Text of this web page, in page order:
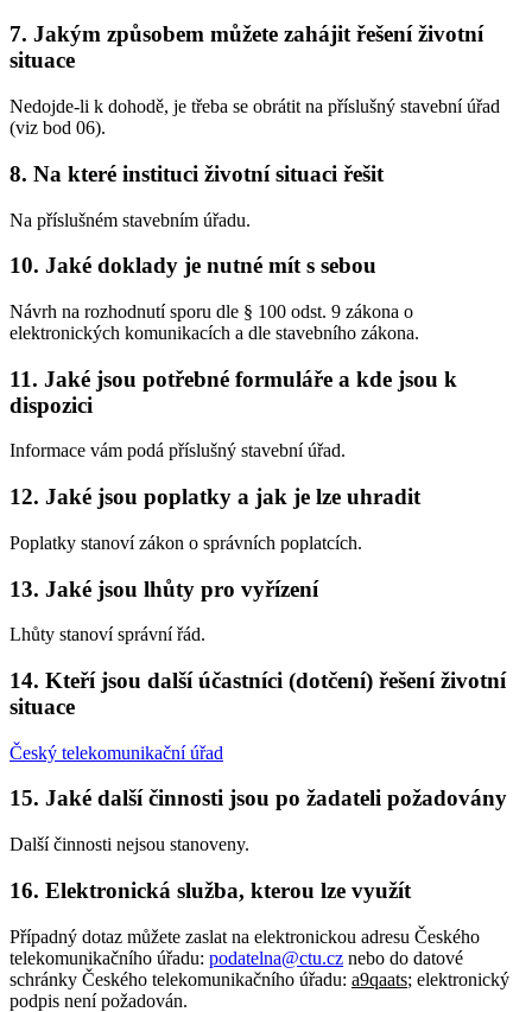
7. Jakým způsobem můžete zahájit řešení životní
situace
Nedojde-li k dohodě, je třeba se obrátit na příslušný stavební úřad
(viz bod 06).
8. Na které instituci životní situaci řešit
Na příslušném stavebním úřadu.
10. Jaké doklady je nutné mít s sebou
Návrh na rozhodnutí sporu dle § 100 odst. 9 zákona o
elektronických komunikacích a dle stavebního zákona.
11. Jaké jsou potřebné formuláře a kde jsou k
dispozici
Informace vám podá příslušný stavební úřad.
12. Jaké jsou poplatky a jak je lze uhradit
Poplatky stanoví zákon o správních poplatcích.
13. Jaké jsou lhůty pro vyřízení
Lhůty stanoví správní řád.
14. Kteří jsou další účastníci (dotčení) řešení životní
situace
Český telekomunikační úřad
15. Jaké další činnosti jsou po žadateli požadovány
Další činnosti nejsou stanoveny.
16. Elektronická služba, kterou lze využít
Případný dotaz můžete zaslat na elektronickou adresu Českého
telekomunikačního úřadu: podatelna@ctu.cz nebo do datové
schránky Českého telekomunikačního úřadu: a9qaats; elektronický
podpis není požadován.